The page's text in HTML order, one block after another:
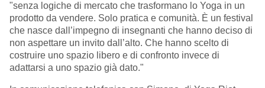
"senza logiche di mercato che trasformano lo Yoga in un
prodotto da vendere. Solo pratica e comunità. È un festival
che nasce dall’impegno di insegnanti che hanno deciso di
non aspettare un invito dall’alto. Che hanno scelto di
costruire uno spazio libero e di confronto invece di
adattarsi a uno spazio già dato."